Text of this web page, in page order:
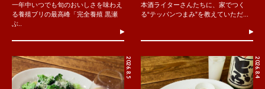
一年中いつでも旬のおいしさを味わえ
る養殖ブリの最高峰「完全養殖 黒瀬
ぶ..
本酒ライターさんたちに、家でつく
る“テッパンつまみ”を教えていただ...
2026.8.5 2026.8.4